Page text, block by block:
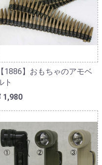
【1886】おもちゃのアモベ
ト
1,980